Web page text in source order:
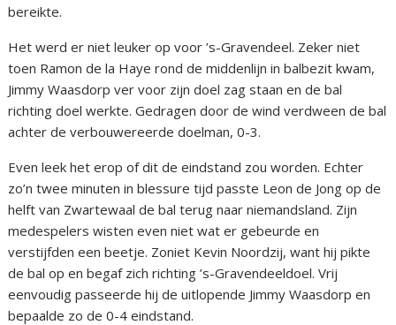
bereikte.
Het werd er niet leuker op voor ’s-Gravendeel. Zeker niet
toen Ramon de la Haye rond de middenlijn in balbezit kwam,
Jimmy Waasdorp ver voor zijn doel zag staan en de bal
richting doel werkte. Gedragen door de wind verdween de bal
achter de verbouwereerde doelman, 0-3.
Even leek het erop of dit de eindstand zou worden. Echter
zo’n twee minuten in blessure tijd passte Leon de Jong op de
helft van Zwartewaal de bal terug naar niemandsland. Zijn
medespelers wisten even niet wat er gebeurde en
verstijfden een beetje. Zoniet Kevin Noordzij, want hij pikte
de bal op en begaf zich richting ’s-Gravendeeldoel. Vrij
eenvoudig passeerde hij de uitlopende Jimmy Waasdorp en
bepaalde zo de 0-4 eindstand.